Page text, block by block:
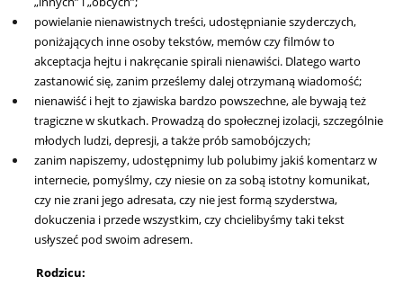
powielanie nienawistnych treści, udostępnianie szyderczych,
poniżających inne osoby tekstów, memów czy filmów to
akceptacja hejtu i nakręcanie spirali nienawiści. Dlatego warto
zastanowić się, zanim prześlemy dalej otrzymaną wiadomość;
nienawiść i hejt to zjawiska bardzo powszechne, ale bywają też
tragiczne w skutkach. Prowadzą do społecznej izolacji, szczególnie
młodych ludzi, depresji, a także prób samobójczych;
zanim napiszemy, udostępnimy lub polubimy jakiś komentarz w
internecie, pomyślmy, czy niesie on za sobą istotny komunikat,
czy nie zrani jego adresata, czy nie jest formą szyderstwa,
dokuczenia i przede wszystkim, czy chcielibyśmy taki tekst
usłyszeć pod swoim adresem.
Rodzicu: